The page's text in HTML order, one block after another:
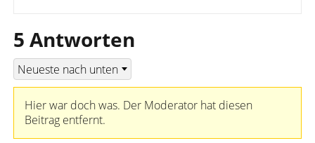
5 Antworten
Hier war doch was. Der Moderator hat diesen
Beitrag entfernt.